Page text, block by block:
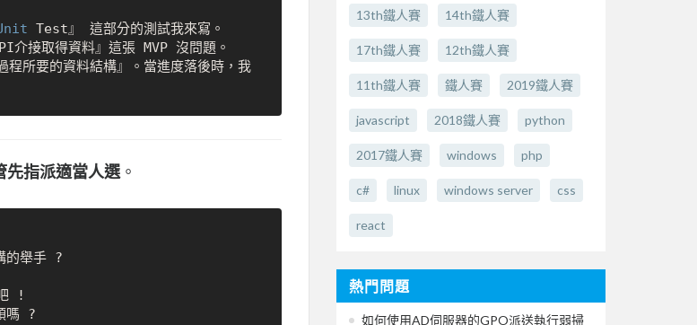
Test』 這部分的測試我來寫。
接取得資料』這張 MVP 沒問題。
所要的資料結構』。當進度落後時，我
先指派適當人選 。
的舉手 ?
!
嗎 ?
13th鐵人賽 14th鐵人賽
17th鐵人賽 12th鐵人賽
11th鐵人賽 鐵人賽 2019鐵人賽
javascript 2018鐵人賽 python
2017鐵人賽 windows php
c# linux windows server css
react
熱門問題
如何使用AD伺服器的GPO派送執行弱掃